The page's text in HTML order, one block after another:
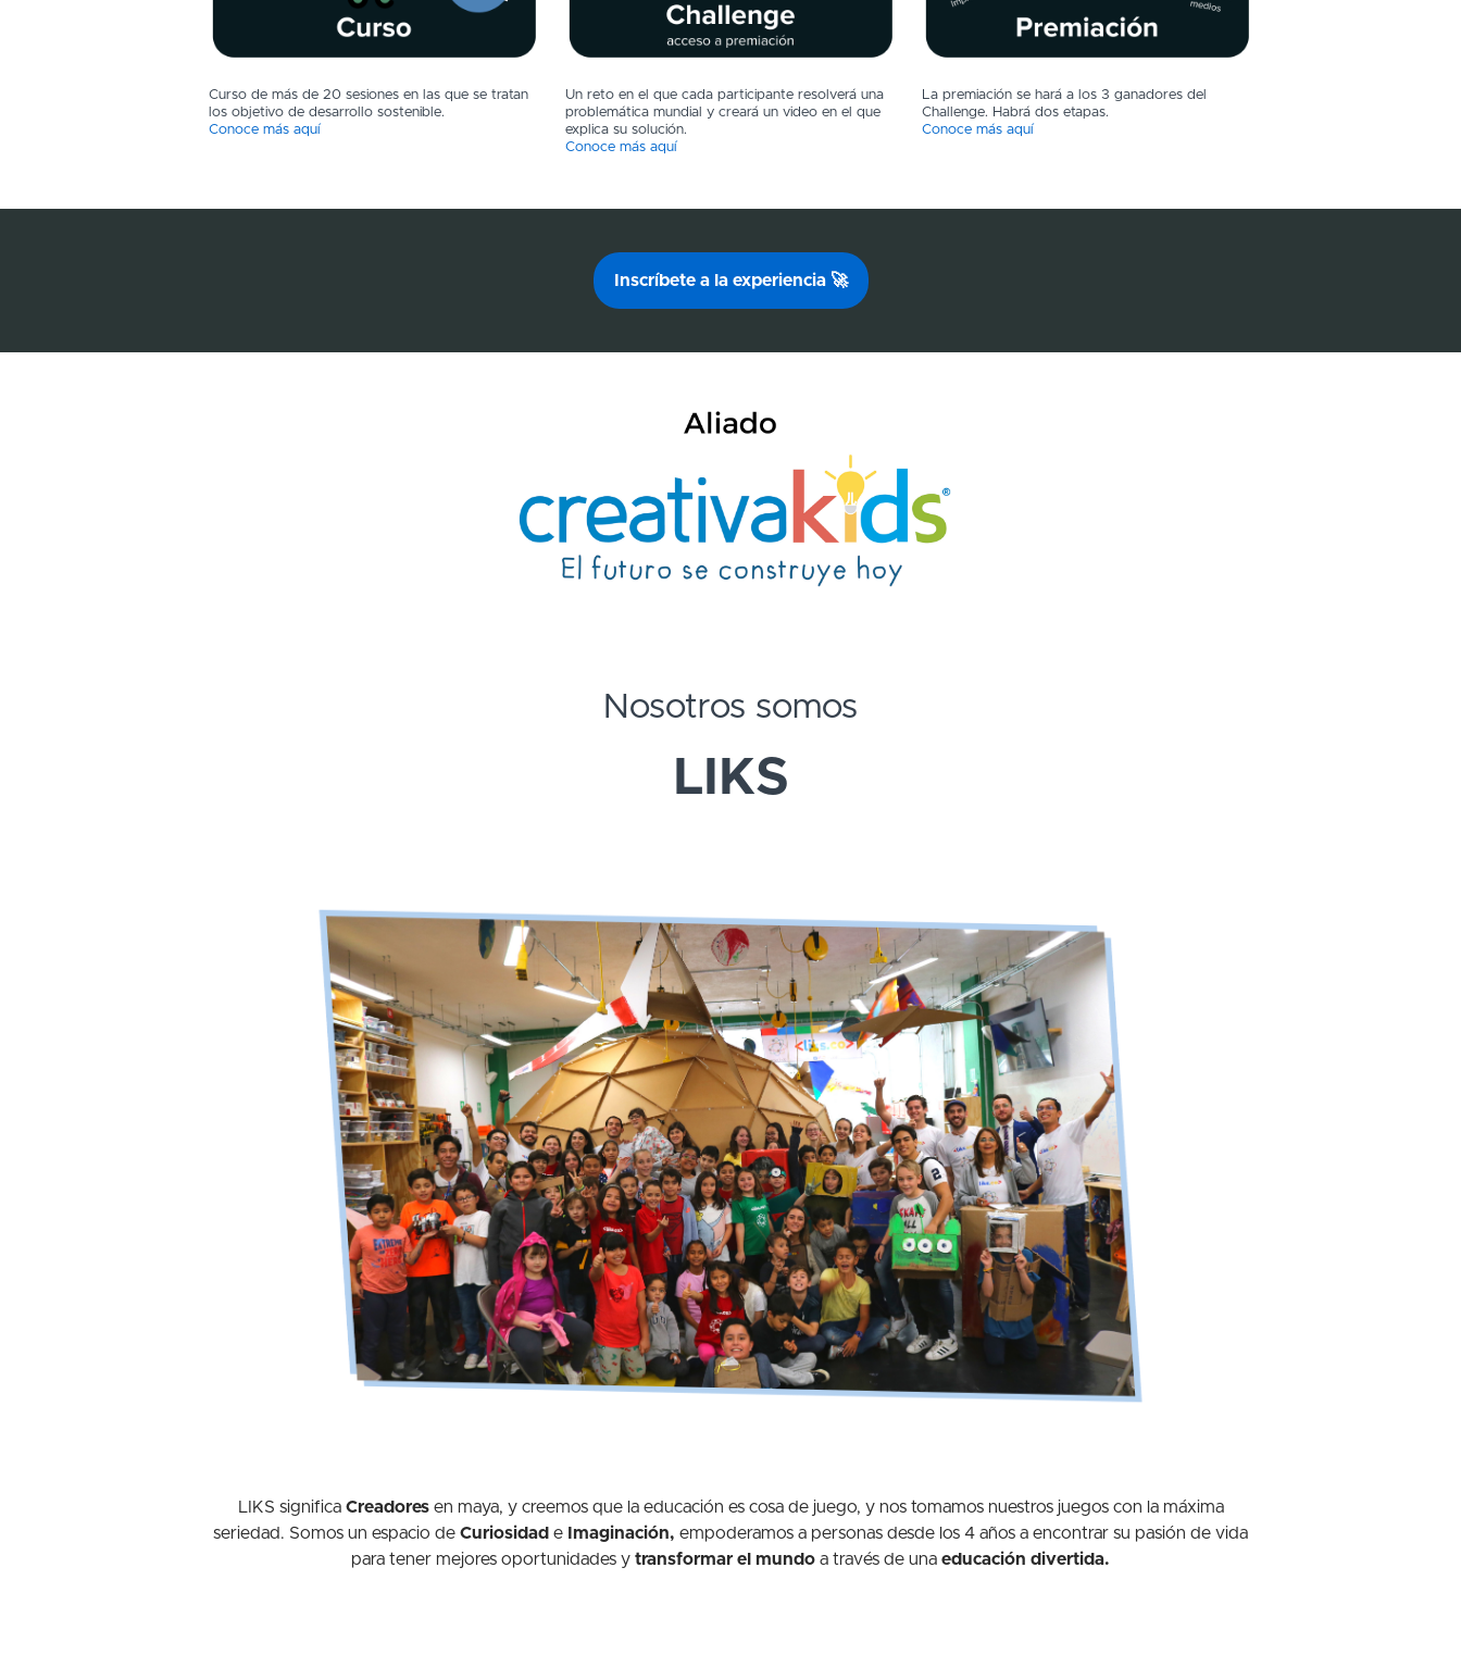
Curso de más de 20 sesiones en las que se tratan
los objetivo de desarrollo sostenible.
Conoce más aquí
Un reto en el que cada participante resolverá una
problemática mundial y creará un video en el que
explica su solución.
Conoce más aquí
La premiación se hará a los 3 ganadores del
Challenge. Habrá dos etapas.
Conoce más aquí
Inscríbete a la experiencia 🚀
Nosotros somos
LIKS
LIKS significa Creadoresen maya, y creemos que la educación es cosa de juego, y nos tomamos nuestros juegos con la máxima
seriedad. Somos un espacio de Curiosidad e Imaginación, empoderamos a personas desde los 4 años a encontrar su pasión de vida
para tener mejores oportunidades y transformar el mundo a través de una educación divertida.